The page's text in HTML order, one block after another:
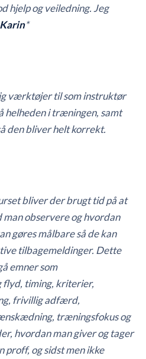
hjelp og veiledning. Jeg
*
værktøjer til som instruktør
helheden i træningen, samt
den bliver helt korrekt.
bliver der brugt tid på at
observere og hvordan
gøres målbare så de kan
tilbagemeldinger. Dette
emner som
timing, kriterier,
frivillig adfærd,
træningsfokus og
hvordan man giver og tager
proff, og sidst men ikke